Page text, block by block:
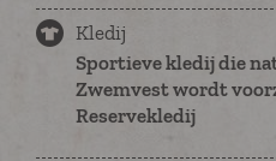
Kledij
Sportieve kledij die
Zwemvest wordt
Reservekledij